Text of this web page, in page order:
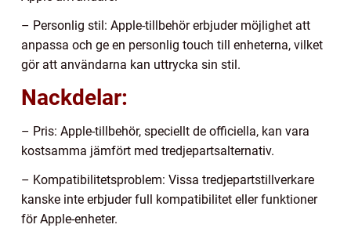
– Personlig stil: Apple-tillbehör erbjuder möjlighet att
anpassa och ge en personlig touch till enheterna, vilket
gör att användarna kan uttrycka sin stil.
Nackdelar:
– Pris: Apple-tillbehör, speciellt de officiella, kan vara
kostsamma jämfört med tredjepartsalternativ.
– Kompatibilitetsproblem: Vissa tredjepartstillverkare
kanske inte erbjuder full kompatibilitet eller funktioner
för Apple-enheter.